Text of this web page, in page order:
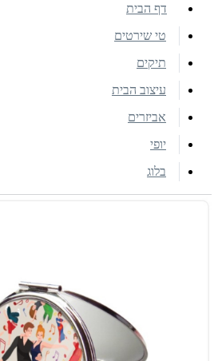
דף הבית
טי שירטים
תיקים
עיצוב הבית
אביזרים
יופי
בלוג